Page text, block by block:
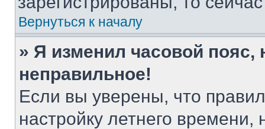
Вернуться к началу
» Я изменил часовой пояс,
неправильное!
Если вы уверены, что
настройку летнего